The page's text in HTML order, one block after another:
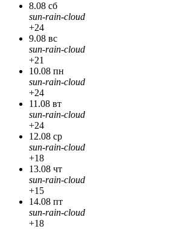
8.08 сб
sun-rain-cloud
+24
9.08 вс
sun-rain-cloud
+21
10.08 пн
sun-rain-cloud
+24
11.08 вт
sun-rain-cloud
+24
12.08 ср
sun-rain-cloud
+18
13.08 чт
sun-rain-cloud
+15
14.08 пт
sun-rain-cloud
+18